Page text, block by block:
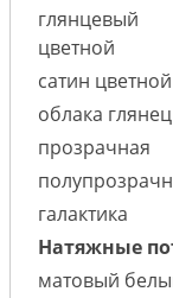
глянцевый
цветной
сатин цветной
облака глянец
прозрачная
галактика
Натяжные
матовый